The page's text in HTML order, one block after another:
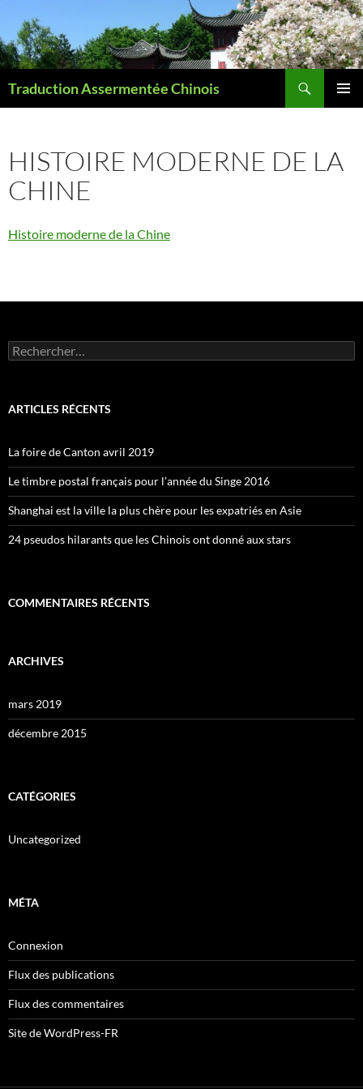
Traduction Assermentée Chinois
HISTOIRE MODERNE DE LA
CHINE
Histoire moderne de la Chine
Rechercher :
ARTICLES RÉCENTS
La foire de Canton avril 2019
Le timbre postal français pour l’année du Singe 2016
Shanghai est la ville la plus chère pour les expatriés en Asie
24 pseudos hilarants que les Chinois ont donné aux stars
COMMENTAIRES RÉCENTS
ARCHIVES
mars 2019
décembre 2015
CATÉGORIES
Uncategorized
MÉTA
Connexion
Flux des publications
Flux des commentaires
Site de WordPress-FR